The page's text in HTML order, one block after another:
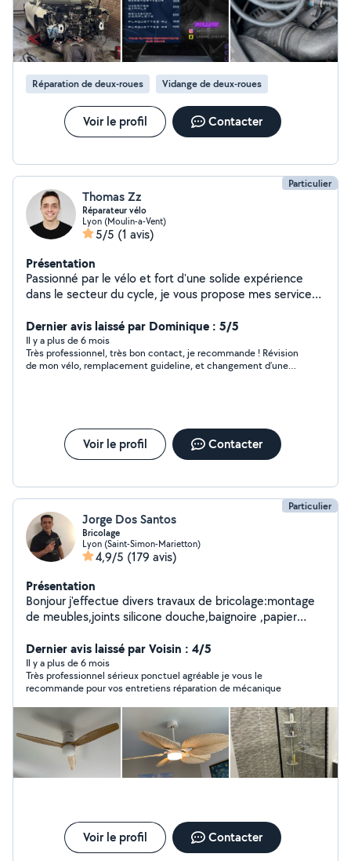
Réparation de deux-roues Vidange de deux-roues
Voir le profil Contacter
Particulier
Thomas Zz
Réparateur vélo
Lyon (Moulin-a-Vent)
5/5 (1 avis)
Présentation
Passionné par le vélo et fort d'une solide expérience
dans le secteur du cycle, je vous propose mes services
rapide, un diagnostic, une révision complète, je saurai
vous aider à remettre votre vélo en parfait état de
marche. En plus de la réparation classique, je propose
également des sessions de réparation pédagogique.
votre vélo au quotidien (changement de chambre à air,
réglage de frein...).
Dernier avis laissé par Dominique : 5/5
Il y a plus de 6 mois
Très professionnel, très bon contact, je recommande ! Révision
de mon vélo, remplacement guideline, et changement d’une
Voir le profil Contacter
Particulier
Jorge Dos Santos
Bricolage
Lyon (Saint-Simon-Marietton)
4,9/5 (179 avis)
Présentation
Bonjour j'effectue divers travaux de bricolage:montage
de meubles,joints silicone douche,baignoire ,papier
rideaux,luminaires,étagères,cadres..
Dernier avis laissé par Voisin : 4/5
Il y a plus de 6 mois
Très professionnel sérieux ponctuel agréable je vous le
recommande pour vos entretiens réparation de mécanique
Voir le profil Contacter